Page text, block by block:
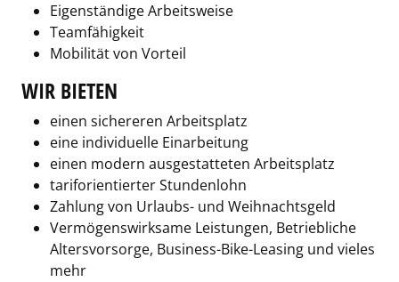
Eigenständige Arbeitsweise
Teamfähigkeit
Mobilität von Vorteil
WIR BIETEN
einen sichereren Arbeitsplatz
eine individuelle Einarbeitung
einen modern ausgestatteten Arbeitsplatz
tariforientierter Stundenlohn
Zahlung von Urlaubs- und Weihnachtsgeld
Vermögenswirksame Leistungen, Betriebliche
Altersvorsorge, Business-Bike-Leasing und vieles
mehr